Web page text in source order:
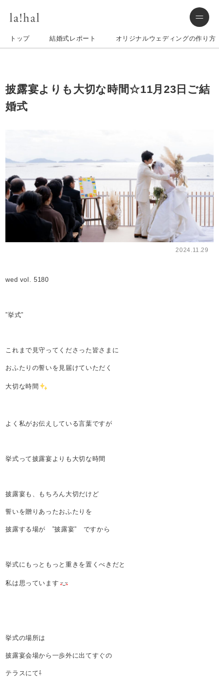
トップ 結婚式レポート オリジナルウェディングの作り方
披露宴よりも大切な時間☆11月23日ご結
婚式
2024.11.29
wed vol. 5180
”挙式”
これまで見守ってくださった皆さまに
おふたりの誓いを見届けていただく
大切な時間
よく私がお伝えしている言葉ですが
挙式って披露宴よりも大切な時間
披露宴も、もちろん大切だけど
誓いを贈りあったおふたりを
披露する場が ”披露宴” ですから
挙式にもっともっと重きを置くべきだと
私は思っています
挙式の場所は
披露宴会場から一歩外に出てすぐの
テラスにて⇩